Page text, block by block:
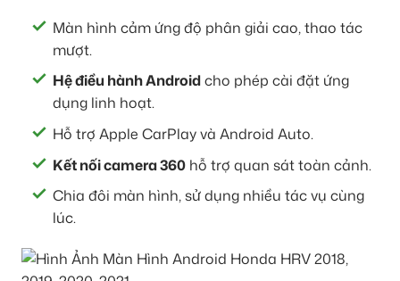
Màn hình cảm ứng độ phân giải cao, thao tác
mượt.
Hệ điều hành Androidcho phép cài đặt ứng
dụng linh hoạt.
Hỗ trợ Apple CarPlay và Android Auto.
Kết nối camera 360 hỗ trợ quan sát toàn cảnh.
Chia đôi màn hình, sử dụng nhiều tác vụ cùng
lúc.